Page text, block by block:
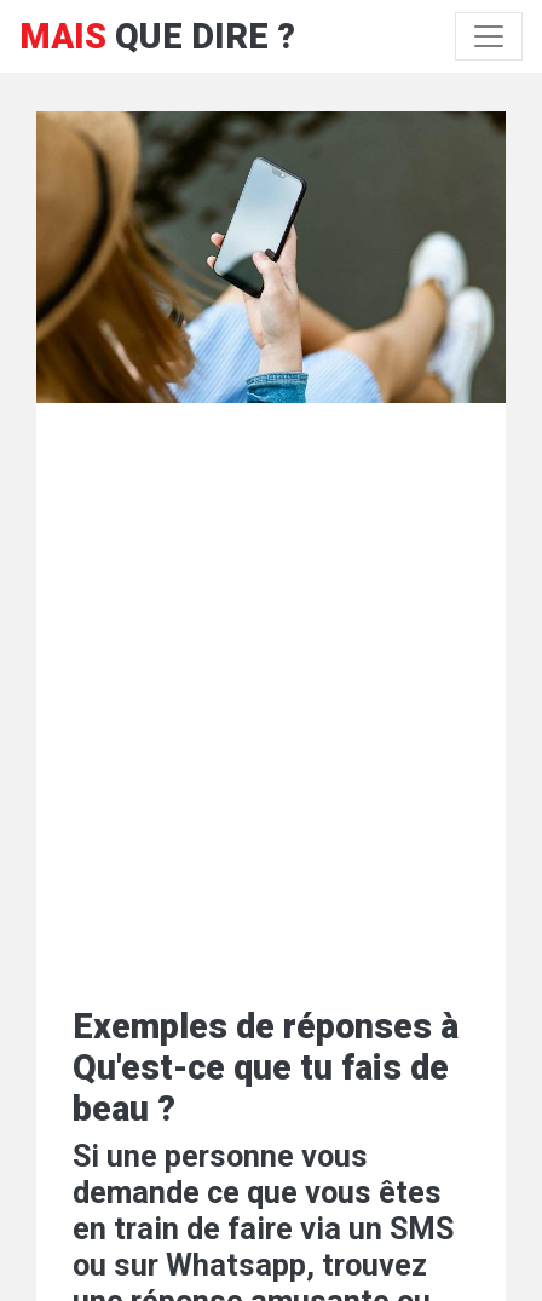
MAIS QUE DIRE ?
Exemples de réponses à
Qu'est-ce que tu fais de
beau ?
Si une personne vous
demande ce que vous êtes
en train de faire via un SMS
ou sur Whatsapp, trouvez